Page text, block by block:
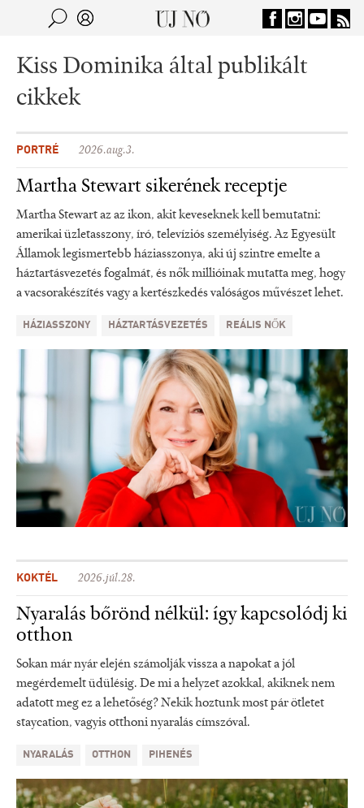
Jump to navigation
Kiss Dominika által publikált
cikkek
PORTRÉ 2026.aug.3.
Martha Stewart sikerének receptje
Martha Stewart az az ikon, akit keveseknek kell bemutatni:
amerikai üzletasszony, író, televíziós személyiség. Az Egyesült
Államok legismertebb háziasszonya, aki új szintre emelte a
háztartásvezetés fogalmát, és nők millióinak mutatta meg, hogy
a vacsorakészítés vagy a kertészkedés valóságos művészet lehet.
HÁZIASSZONY HÁZTARTÁSVEZETÉS REÁLIS NŐK
KOKTÉL 2026.júl.28.
Nyaralás bőrönd nélkül: így kapcsolódj ki
otthon
Sokan már nyár elején számolják vissza a napokat a jól
megérdemelt üdülésig. De mi a helyzet azokkal, akiknek nem
adatott meg ez a lehetőség? Nekik hoztunk most pár ötletet
staycation, vagyis otthoni nyaralás címszóval.
NYARALÁS OTTHON PIHENÉS